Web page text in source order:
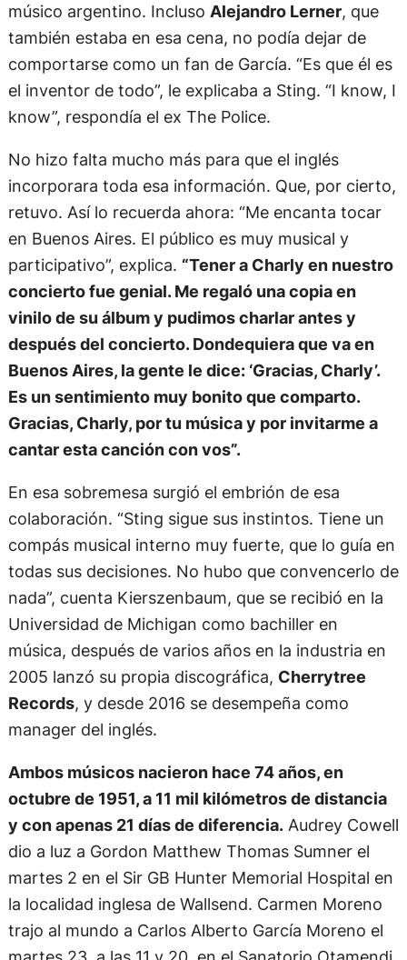
músico argentino. Incluso Alejandro Lerner, que
también estaba en esa cena, no podía dejar de
comportarse como un fan de García. “Es que él es
el inventor de todo”, le explicaba a Sting. “I know, I
know”, respondía el ex The Police.
No hizo falta mucho más para que el inglés
incorporara toda esa información. Que, por cierto,
retuvo. Así lo recuerda ahora: “Me encanta tocar
en Buenos Aires. El público es muy musical y
participativo”, explica. “Tener a Charly en nuestro
concierto fue genial. Me regaló una copia en
vinilo de su álbum y pudimos charlar antes y
después del concierto. Dondequiera que va en
Buenos Aires, la gente le dice: ‘Gracias, Charly’.
Es un sentimiento muy bonito que comparto.
Gracias, Charly, por tu música y por invitarme a
cantar esta canción con vos”.
En esa sobremesa surgió el embrión de esa
colaboración. “Sting sigue sus instintos. Tiene un
compás musical interno muy fuerte, que lo guía en
todas sus decisiones. No hubo que convencerlo de
nada”, cuenta Kierszenbaum, que se recibió en la
Universidad de Michigan como bachiller en
música, después de varios años en la industria en
2005 lanzó su propia discográfica, Cherrytree
Records, y desde 2016 se desempeña como
manager del inglés.
Ambos músicos nacieron hace 74 años, en
octubre de 1951, a 11 mil kilómetros de distancia
y con apenas 21 días de diferencia.Audrey Cowell
dio a luz a Gordon Matthew Thomas Sumner el
martes 2 en el Sir GB Hunter Memorial Hospital en
la localidad inglesa de Wallsend. Carmen Moreno
trajo al mundo a Carlos Alberto García Moreno el